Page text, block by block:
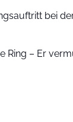
bei
Ring – Er